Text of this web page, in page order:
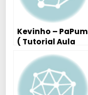
Kevinho – PaPum
( Tutorial Aula